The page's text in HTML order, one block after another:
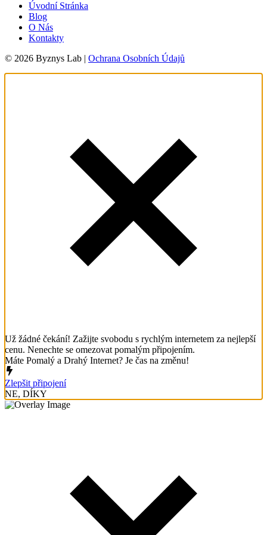
Úvodní Stránka
Blog
O Nás
Kontakty
© 2026 Byznys Lab | Ochrana Osobních Údajů
Už žádné čekání! Zažijte svobodu s rychlým internetem za nejlepší
cenu. Nenechte se omezovat pomalým připojením.
Máte Pomalý a Drahý Internet? Je čas na změnu!
Zlepšit připojení
NE, DÍKY